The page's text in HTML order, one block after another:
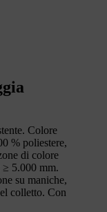
Colore
% poliestere,
di colore
≥ 5.000 mm.
su maniche,
colletto. Con